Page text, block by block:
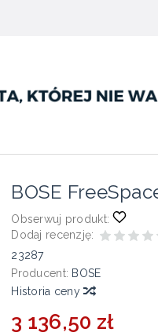
BOSE
Obserwuj produkt:
Dodaj recenzję:
23287
Producent: BOSE
Historia ceny
3 136,50 zł